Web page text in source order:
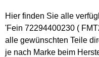
Hier finden Sie alle
'Fein 72294400230 (
alle gewünschten Teile
je nach Marke beim